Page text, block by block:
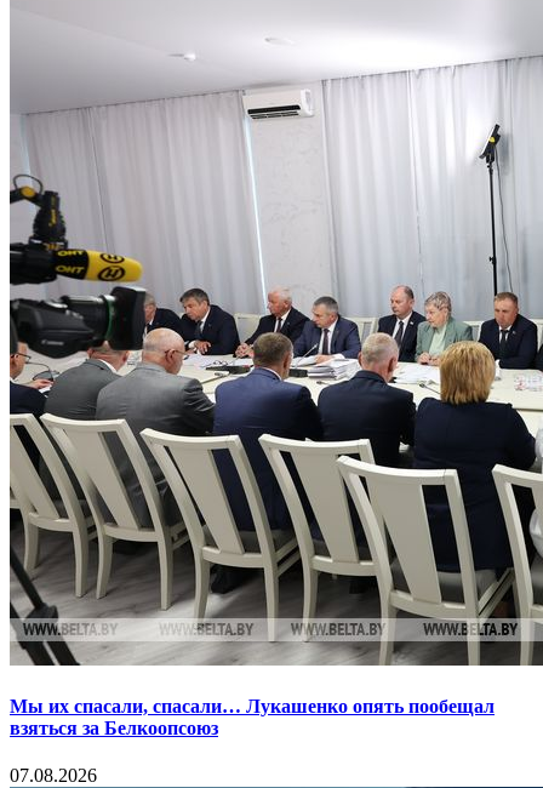
Мы их спасали, спасали… Лукашенко опять пообещал
взяться за Белкоопсоюз
07.08.2026